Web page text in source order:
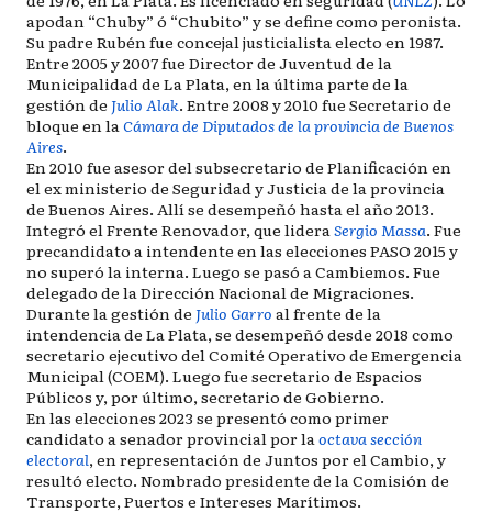
apodan “Chuby” ó “Chubito” y se define como peronista.
Su padre Rubén fue concejal justicialista electo en 1987.
Entre 2005 y 2007 fue Director de Juventud de la
Municipalidad de La Plata, en la última parte de la
gestión de Julio Alak. Entre 2008 y 2010 fue Secretario de
bloque en laCámara de Diputados de la provincia de Buenos
Aires.
En 2010 fue asesor del subsecretario de Planificación en
el ex ministerio de Seguridad y Justicia de la provincia
de Buenos Aires. Allí se desempeñó hasta el año 2013.
Integró el Frente Renovador, que lideraSergio Massa. Fue
precandidato a intendente en las elecciones PASO 2015 y
no superó la interna. Luego se pasó a Cambiemos. Fue
delegado de la Dirección Nacional de Migraciones.
Durante la gestión de Julio Garro al frente de la
intendencia de La Plata, se desempeñó desde 2018 como
secretario ejecutivo del Comité Operativo de Emergencia
Municipal (COEM). Luego fue secretario de Espacios
Públicos y, por último, secretario de Gobierno.
En las elecciones 2023 se presentó como primer
candidato a senador provincial por laoctava sección
electoral, en representación de Juntos por el Cambio, y
resultó electo. Nombrado presidente de la Comisión de
Transporte, Puertos e Intereses Marítimos.